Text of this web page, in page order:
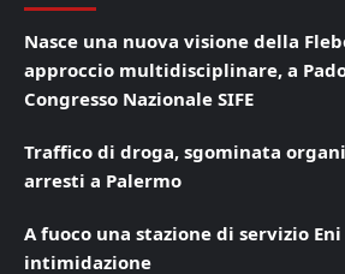
Nasce una nuova visione della
approccio multidisciplinare, a
Congresso Nazionale SIFE
Traffico di droga, sgominata
arresti a Palermo
A fuoco una stazione di servizio
intimidazione